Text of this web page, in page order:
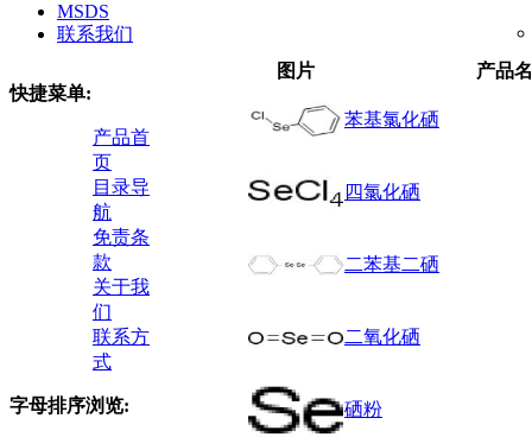
MSDS
联系我们
快捷菜单:
产品首
页
目录导
航
免责条
款
关于我
们
联系方
式
字母排序浏览:
图片 产品
苯基氯化硒
四氯化硒
二苯基二硒
二氧化硒
硒粉